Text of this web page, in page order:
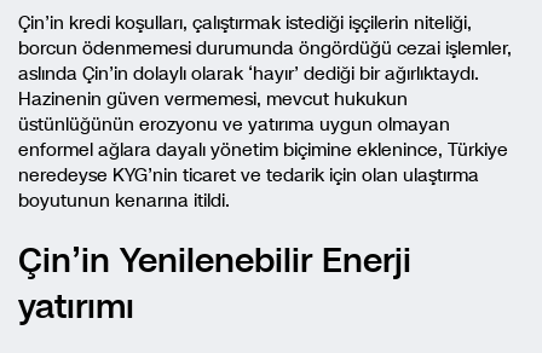
Çin’in kredi koşulları, çalıştırmak istediği işçilerin niteliği,
borcun ödenmemesi durumunda öngördüğü cezai işlemler,
aslında Çin’in dolaylı olarak ‘hayır’ dediği bir ağırlıktaydı.
Hazinenin güven vermemesi, mevcut hukukun
üstünlüğünün erozyonu ve yatırıma uygun olmayan
enformel ağlara dayalı yönetim biçimine eklenince, Türkiye
neredeyse KYG’nin ticaret ve tedarik için olan ulaştırma
boyutunun kenarına itildi.
Çin’in Yenilenebilir Enerji
yatırımı